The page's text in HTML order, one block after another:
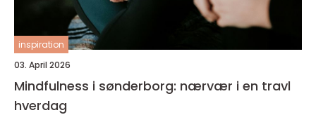
inspiration
03. April 2026
Mindfulness i sønderborg: nærvær i en travl
hverdag